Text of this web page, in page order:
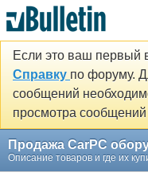
Если это ваш первый
Справку по форуму.
сообщений
просмотра
Продажа CarPC
Описание товаров и где их